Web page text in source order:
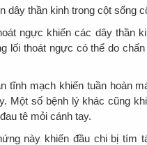
dây thần kinh trong cột sống
ngực khiến các dây thần
lối thoát ngực có thể do
tĩnh mạch khiến tuần hoàn
Một số bệnh lý khác cũng
tê mỏi cánh tay.
này khiến đầu chi bị tím